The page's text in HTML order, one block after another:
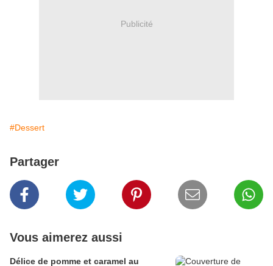
Publicité
#Dessert
Partager
Vous aimerez aussi
Délice de pomme et caramel au